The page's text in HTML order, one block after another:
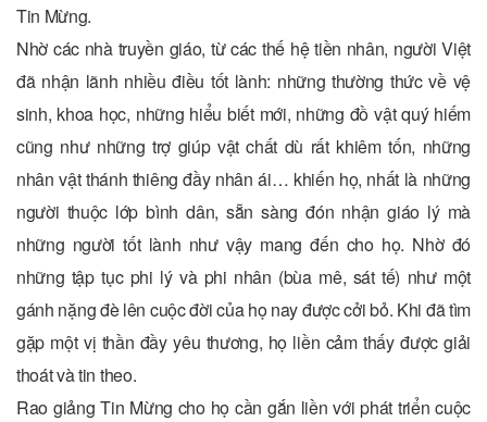
Tin Mừng.
Nhờ các nhà truyền giáo, từ các thế hệ tiền nhân, người Việt
đã nhận lãnh nhiều điều tốt lành: những thường thức về vệ
sinh, khoa học, những hiểu biết mới, những đồ vật quý hiếm
cũng như những trợ giúp vật chất dù rất khiêm tốn, những
nhân vật thánh thiêng đầy nhân ái… khiến họ, nhất là những
người thuộc lớp bình dân, sẵn sàng đón nhận giáo lý mà
những người tốt lành như vậy mang đến cho họ. Nhờ đó
những tập tục phi lý và phi nhân (bùa mê, sát tế) như một
gánh nặng đè lên cuộc đời của họ nay được cởi bỏ. Khi đã tìm
gặp một vị thần đầy yêu thương, họ liền cảm thấy được giải
thoát và tin theo.
Rao giảng Tin Mừng cho họ cần gắn liền với phát triển cuộc